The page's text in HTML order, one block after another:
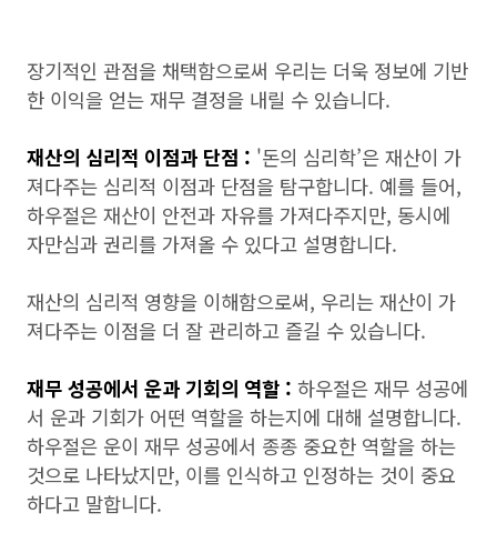
장기적인 관점을 채택함으로써 우리는 더욱 정보에 기반
한 이익을 얻는 재무 결정을 내릴 수 있습니다.
재산의 심리적 이점과 단점 : '돈의 심리학’은 재산이 가
져다주는 심리적 이점과 단점을 탐구합니다. 예를 들어,
하우절은 재산이 안전과 자유를 가져다주지만, 동시에
자만심과 권리를 가져올 수 있다고 설명합니다.
재산의 심리적 영향을 이해함으로써, 우리는 재산이 가
져다주는 이점을 더 잘 관리하고 즐길 수 있습니다.
재무 성공에서 운과 기회의 역할 : 하우절은 재무 성공에
서 운과 기회가 어떤 역할을 하는지에 대해 설명합니다.
하우절은 운이 재무 성공에서 종종 중요한 역할을 하는
것으로 나타났지만, 이를 인식하고 인정하는 것이 중요
하다고 말합니다.